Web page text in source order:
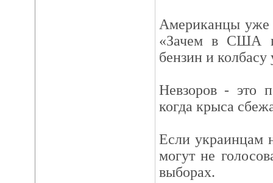
Американцы уже
«Зачем в США
бензин и колбасу
Невзоров - это
когда крыса
Если украинцам
могут не
выборах.